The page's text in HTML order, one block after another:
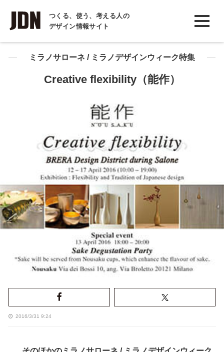
つくる、使う、考える人の
デザイン情報サイト
INTERVIEW
インタビュー
REPORT
ミラノサローネ / ミラノデザインウィーク特集
Creative flexibility（能作）
2016/3/31 9:24